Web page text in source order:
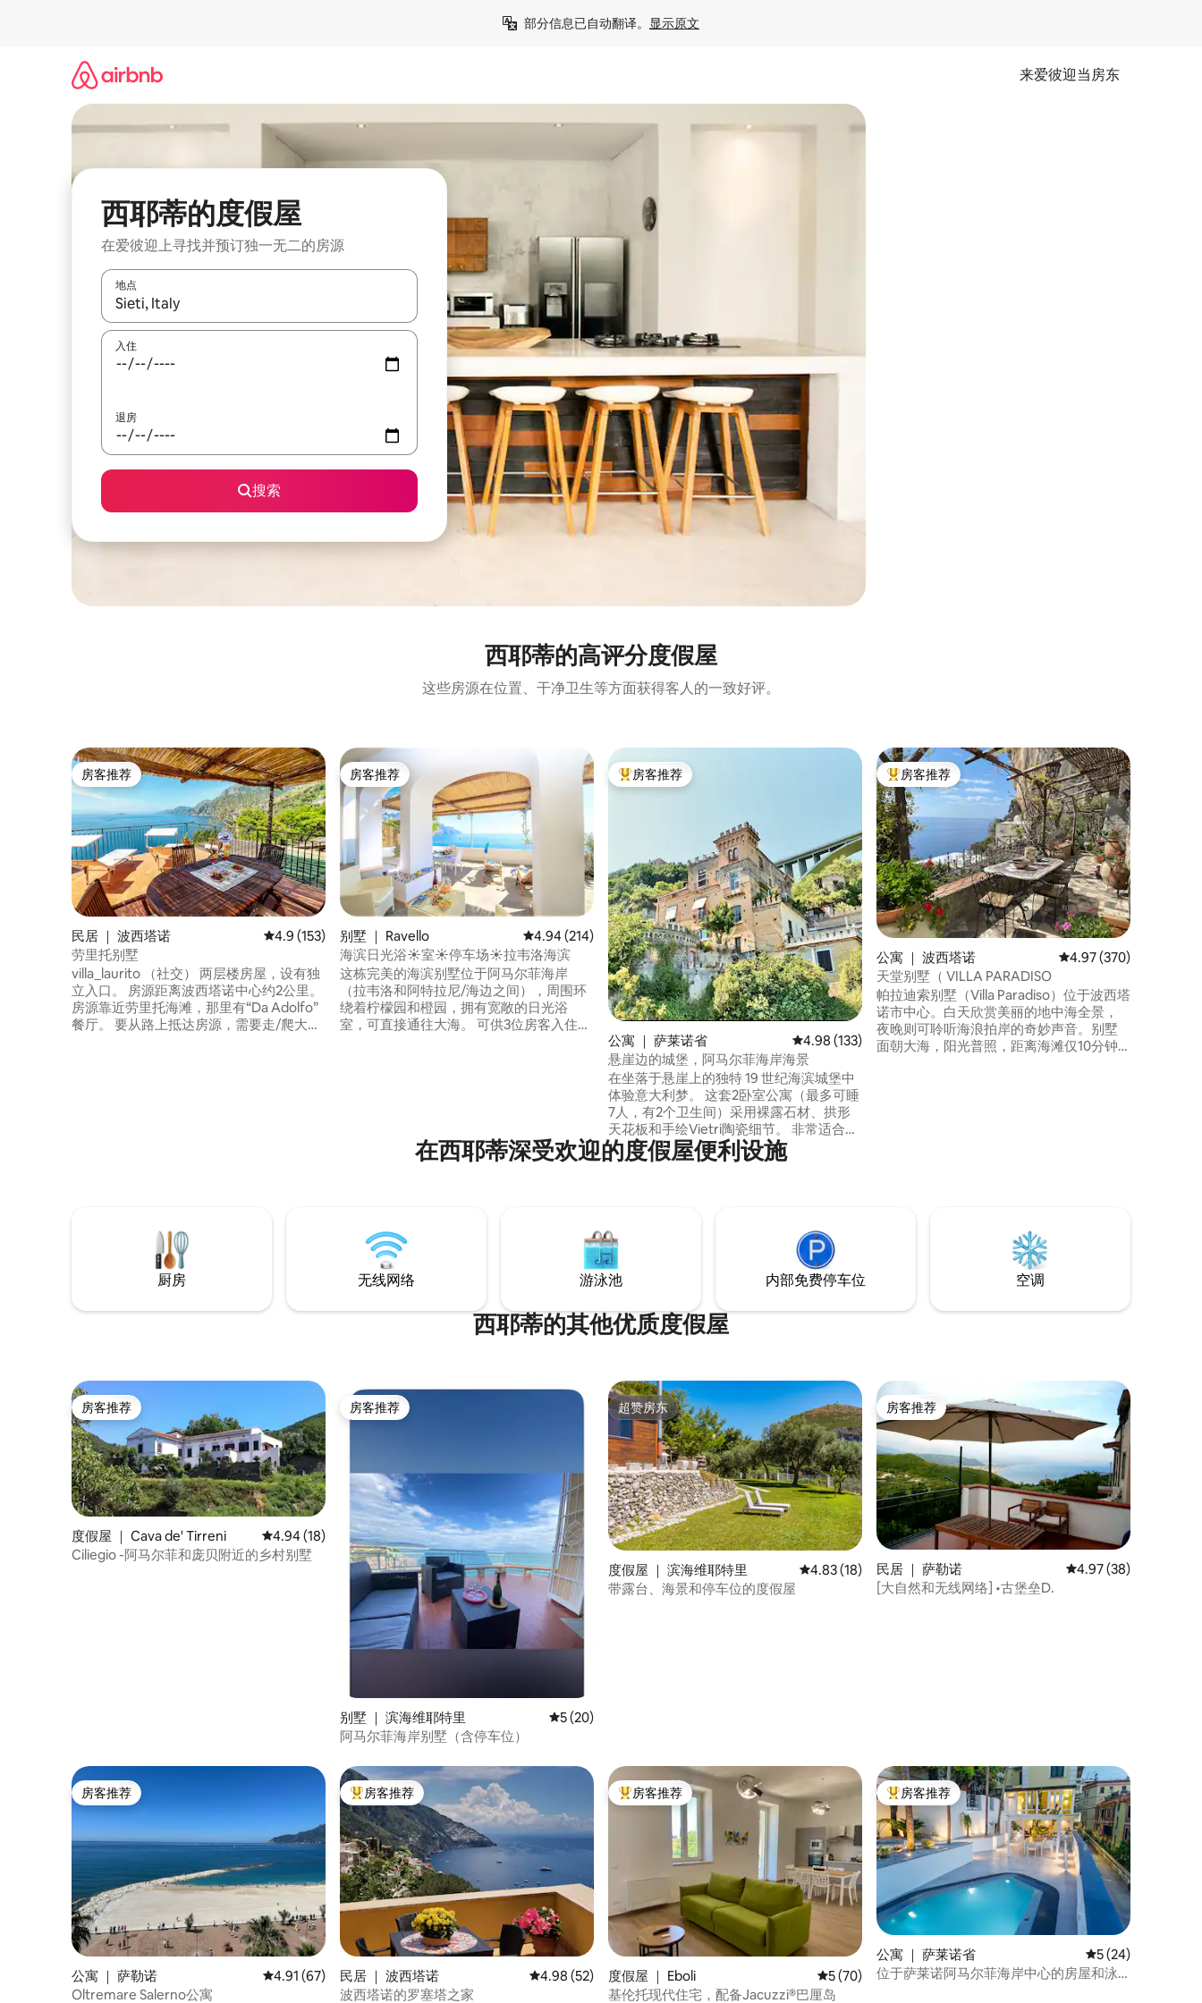
部分信息已自动翻译。 显示原文
来爱彼迎当房东
西耶蒂的度假屋
在爱彼迎上寻找并预订独一无二的房源
地点
如有搜索结果，请使用上下方向键查看，或通过点击或滑动手势浏览。
入住
退房
搜索
西耶蒂的高评分度假屋
这些房源在位置、干净卫生等方面获得客人的一致好评。
房客推荐
房客推荐
民居 ｜ 波西塔诺 平均评分 4.9 分（满分 5 分），共 153 条评价
4.9 (153)
劳里托别墅
villa_laurito （社交） 两层楼房屋，设有独
立入口。 房源距离波西塔诺中心约2公里。
房源靠近劳里托海滩，那里有“Da Adolfo”
餐厅。 要从路上抵达房源，需要走/爬大约
房客推荐
房客推荐
别墅 ｜ Ravello 平均评分 4.94 分（满分 5 分），共 214 条评价
4.94 (214)
海滨日光浴☀️室☀️停车场☀️拉韦洛海滨
这栋完美的海滨别墅位于阿马尔菲海岸
（拉韦洛和阿特拉尼/海边之间），周围环
绕着柠檬园和橙园，拥有宽敞的日光浴
室，可直接通往大海。 可供3位房客入住。
热门「房客推荐」
房客推荐
公寓 ｜ 萨莱诺省 平均评分 4.98 分（满分 5 分），共 133 条评价
4.98 (133)
悬崖边的城堡，阿马尔菲海岸海景
在坐落于悬崖上的独特 19 世纪海滨城堡中
体验意大利梦。 这套2卧室公寓（最多可睡
7人，有2个卫生间）采用裸露石材、拱形
天花板和手绘Vietri陶瓷细节。 非常适合情
侣/夫妻、蜜月旅行者或小团体入住。 短途
步行即可抵达滨海维耶特里的历史中心，
分品尝当地葡萄酒，沉浸在永恒的历史氛
围中。
热门「房客推荐」
房客推荐
公寓 ｜ 波西塔诺 平均评分 4.97 分（满
4.97 (370)
天堂别墅（ VILLA PARADISO
帕拉迪索别墅（Villa Paradiso）位于波西塔
诺市中心。白天欣赏美丽的地中海全景，
夜晚则可聆听海浪拍岸的奇妙声音。别墅
面朝大海，阳光普照，距离海滩仅10分钟
在西耶蒂深受欢迎的度假屋便利设施
厨房 无线网络 游泳池 内部免费停车位 空调
西耶蒂的其他优质度假屋
房客推荐
房客推荐
度假屋 ｜ Cava de' Tirreni 平均评分 4.94 分（满分 5 分），共 18 条评价
4.94 (18)
Ciliegio -阿马尔菲和庞贝附近的乡村别墅
房客推荐
房客推荐
别墅 ｜ 滨海维耶特里 平均评分 5 分（满分 5 分），共 20 条评价
5 (20)
阿马尔菲海岸别墅（含停车位）
超赞房东
超赞房东
度假屋 ｜ 滨海维耶特里 平均评分 4.83 分（满分 5 分），共 18 条评价
4.83 (18)
带露台、海景和停车位的度假屋
房客推荐
房客推荐
民居 ｜ 萨勒诺 平均评分 4.97 分（满
4.97 (38)
[大自然和无线网络] •古堡垒D.
房客推荐
房客推荐
公寓 ｜ 萨勒诺 平均评分 4.91 分（满分 5 分），共 67 条评价
4.91 (67)
Oltremare Salerno公寓
热门「房客推荐」
房客推荐
民居 ｜ 波西塔诺 平均评分 4.98 分（满分 5 分），共 52 条评价
4.98 (52)
波西塔诺的罗塞塔之家
热门「房客推荐」
房客推荐
度假屋 ｜ Eboli 平均评分 5 分（满分 5 分），共 70 条评价
5 (70)
基伦托现代住宅，配备Jacuzzi®巴厘岛
热门「房客推荐」
房客推荐
公寓 ｜ 萨莱诺省 平均评分 5 分（满
5 (24)
位于萨莱诺阿马尔菲海岸中心的房屋和泳